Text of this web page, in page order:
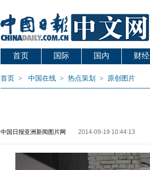
首页 国际 国内 财经
首页 > 中国在线 > 热点策划 > 原创图片
中国日报亚洲新闻图片网 2014-09-19 10:44:13